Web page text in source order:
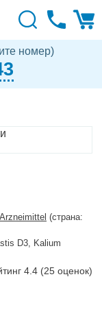
номер)
(страна:
D3, Kalium
4.4 (25 оценок)